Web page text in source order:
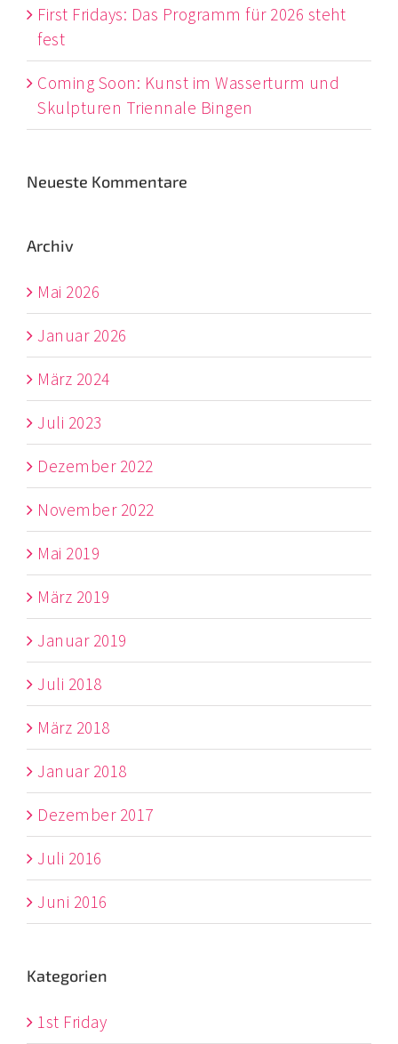
First Fridays: Das Programm für 2026 steht
fest
Coming Soon: Kunst im Wasserturm und
Skulpturen Triennale Bingen
Neueste Kommentare
Archiv
Mai 2026
Januar 2026
März 2024
Juli 2023
Dezember 2022
November 2022
Mai 2019
März 2019
Januar 2019
Juli 2018
März 2018
Januar 2018
Dezember 2017
Juli 2016
Juni 2016
Kategorien
1st Friday